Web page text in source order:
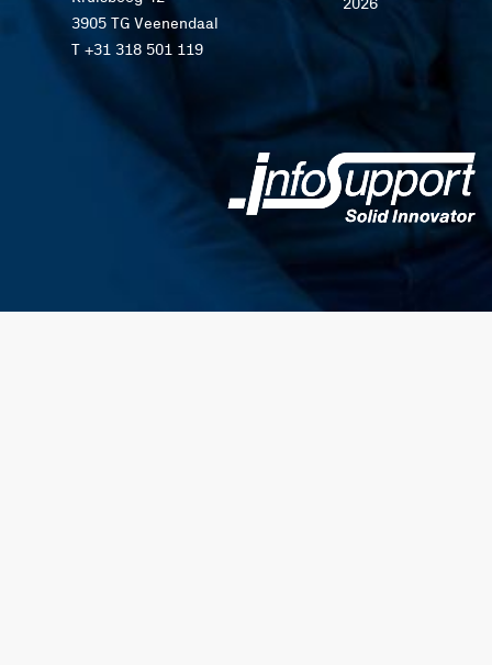
3905 TG Veenendaal
T +31 318 501 119
2026